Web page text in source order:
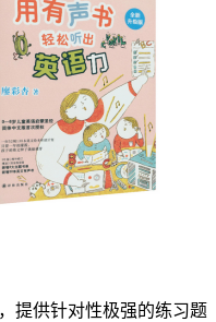
提供针对性极强的练习题